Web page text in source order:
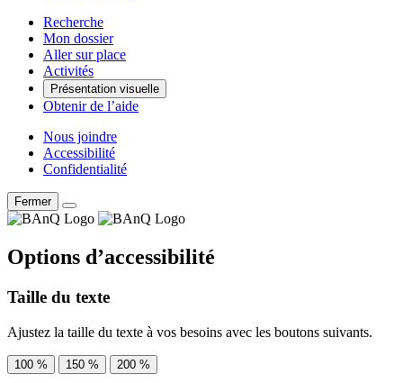
Recherche
Mon dossier
Aller sur place
Activités
Présentation visuelle
Obtenir de l’aide
Nous joindre
Accessibilité
Confidentialité
Fermer
Options d’accessibilité
Taille du texte
Ajustez la taille du texte à vos besoins avec les boutons suivants.
100 % 150 % 200 %